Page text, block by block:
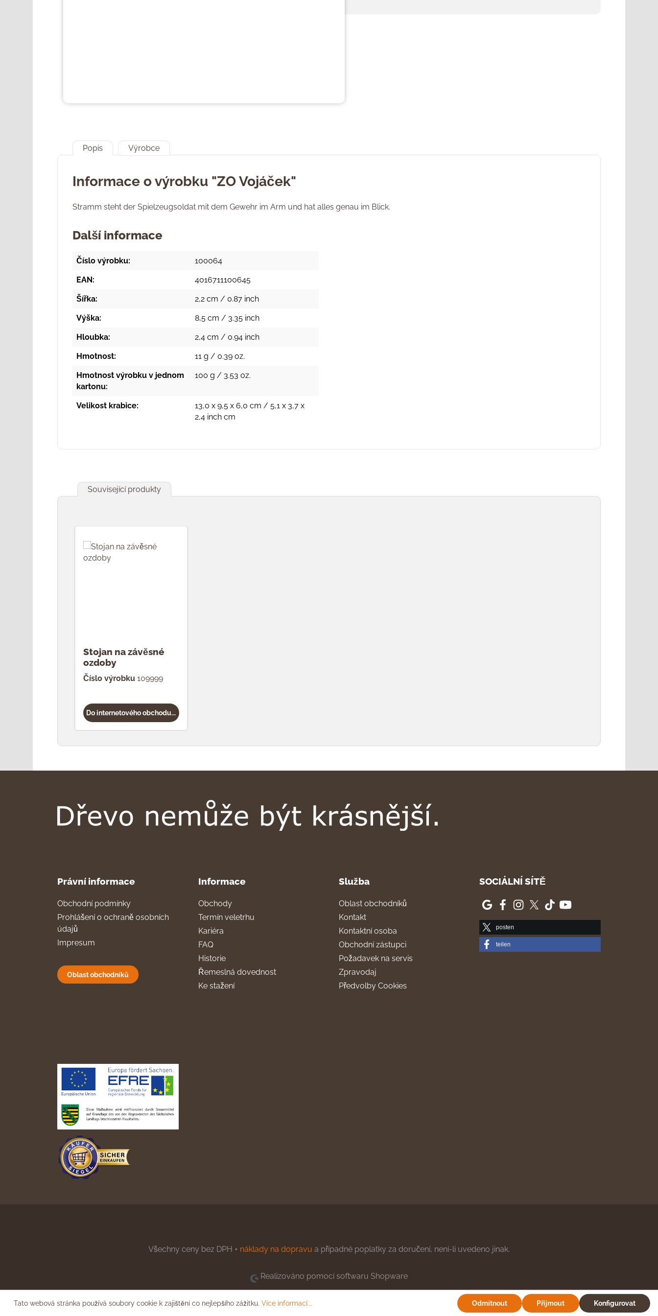
Popis Výrobce
Informace o výrobku "ZO Vojáček"
Stramm steht der Spielzeugsoldat mit dem Gewehr im Arm und hat alles genau im Blick.
Další informace
Číslo výrobku: 100064
EAN: 4016711100645
Šířka: 2,2 cm / 0.87 inch
Výška: 8,5 cm / 3.35 inch
Hloubka: 2,4 cm / 0.94 inch
Hmotnost: 11 g / 0.39 oz.
Hmotnost výrobku v jednom
kartonu:
100 g / 3.53 oz.
Velikost krabice:
13,0 x 9,5 x 6,0 cm / 5,1 x 3,7 x
2,4 inch cm
Související produkty
Stojan na závěsné
ozdoby
Číslo výrobku 109999
Do internetového obchodu...
Právní informace
Obchodní podmínky
Prohlášení o ochraně osobních
údajů
Impresum
Oblast obchodníků
Informace
Obchody
Termín veletrhu
Kariéra
FAQ
Historie
Řemeslná dovednost
Ke stažení
Služba
Oblast obchodníků
Kontakt
Kontaktní osoba
Obchodní zástupci
Požadavek na servis
Zpravodaj
Předvolby Cookies
SOCIÁLNÍ SÍTĚ
posten
teilen
Všechny ceny bez DPH + náklady na dopravu a případné poplatky za doručení, není-li uvedeno jinak.
Realizováno pomocí softwaru Shopware
Tato webová stránka používá soubory cookie k zajištění co nejlepšího zážitku. Více informací... Odmítnout Přijmout Konfigurovat